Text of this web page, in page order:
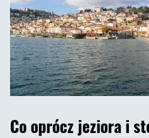
Co oprócz jeziora i